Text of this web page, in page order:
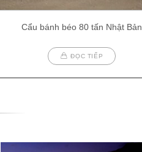
Cẩu bánh béo 80 tấn Nhật Bản
ĐỌC TIẾP